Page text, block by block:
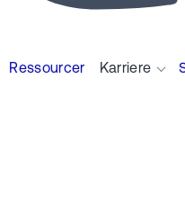
Ressourcer Karriere